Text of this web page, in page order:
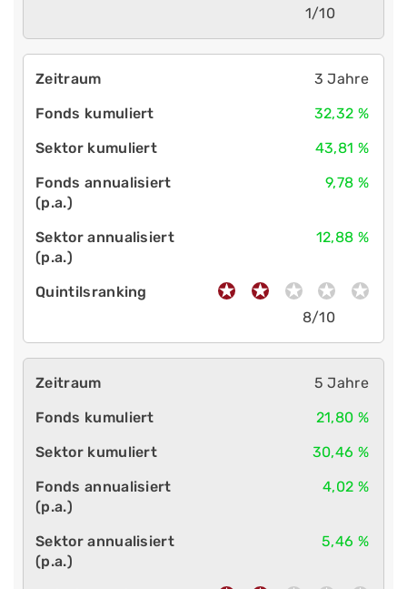
1/10
3 Jahre
32,32 %
43,81 %
9,78 %
12,88 %
8/10
5 Jahre
21,80 %
30,46 %
4,02 %
5,46 %